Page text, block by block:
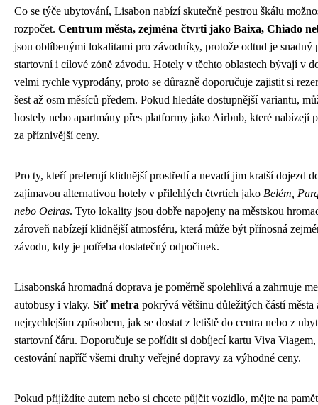
Co se týče ubytování, Lisabon nabízí skutečně pestrou škálu
rozpočet. Centrum města, zejména čtvrti jako Baixa, Chiado
jsou oblíbenými lokalitami pro závodníky, protože odtud je snadný
startovní i cílové zóně závodu. Hotely v těchto oblastech bývají v
velmi rychle vyprodány, proto se důrazně doporučuje zajistit si
šest až osm měsíců předem. Pokud hledáte dostupnější variantu,
hostely nebo apartmány přes platformy jako Airbnb, které nabízejí
za příznivější ceny.
Pro ty, kteří preferují klidnější prostředí a nevadí jim kratší dojezd
zajímavou alternativou hotely v přilehlých čtvrtích jako Belém,
nebo Oeiras. Tyto lokality jsou dobře napojeny na městskou
zároveň nabízejí klidnější atmosféru, která může být přínosná
závodu, kdy je potřeba dostatečný odpočinek.
Lisabonská hromadná doprava je poměrně spolehlivá a zahrnuje
autobusy i vlaky. Síť metra pokrývá většinu důležitých částí města
nejrychlejším způsobem, jak se dostat z letiště do centra nebo z
startovní čáru. Doporučuje se pořídit si dobíjecí kartu Viva
cestování napříč všemi druhy veřejné dopravy za výhodné ceny.
Pokud přijíždíte autem nebo si chcete půjčit vozidlo, mějte na